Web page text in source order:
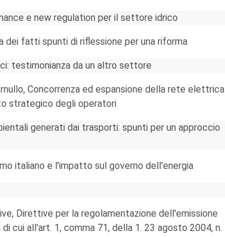
e new regulation per il settore idrico
dei fatti spunti di riflessione per una riforma
testimonianza da un altro settore
Concorrenza ed espansione della rete elettrica
strategico degli operatori
generati dai trasporti: spunti per un approccio
italiano e l'impatto sul governo dell'energia
Direttive per la regolamentazione dell'emissione
cui all'art. 1, comma 71, della 1. 23 agosto 2004, n.